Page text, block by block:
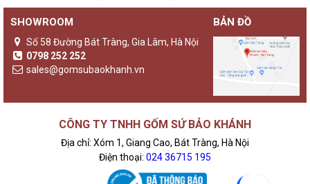
SHOWROOM
Số 58 Đường Bát Tràng, Gia Lâm, Hà Nội
0798 252 252
sales@gomsubaokhanh.vn
BẢN ĐỒ
CÔNG TY TNHH GỐM SỨ BẢO KHÁNH
Địa chỉ: Xóm 1, Giang Cao, Bát Tràng, Hà Nội
Điện thoại: 024 36715 195